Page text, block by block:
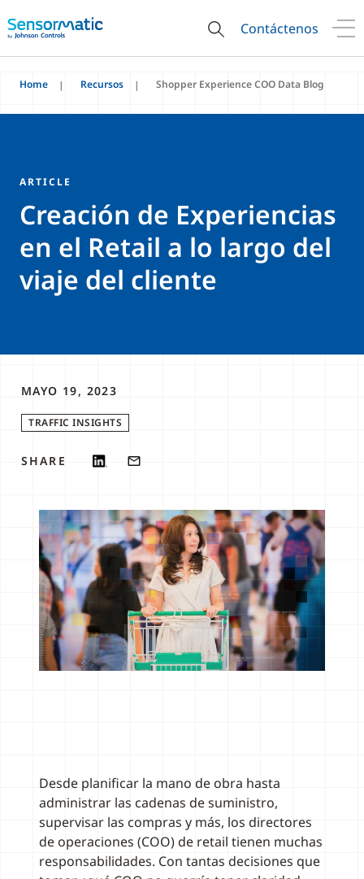
Contáctenos
Home Recursos Shopper Experience COO Data Blog
ARTICLE
Creación de Experiencias
en el Retail a lo largo del
viaje del cliente
MAYO 19, 2023
TRAFFIC INSIGHTS
SHARE
Desde planificar la mano de obra hasta
administrar las cadenas de suministro,
supervisar las compras y más, los directores
de operaciones (COO) de retail tienen muchas
responsabilidades. Con tantas decisiones que